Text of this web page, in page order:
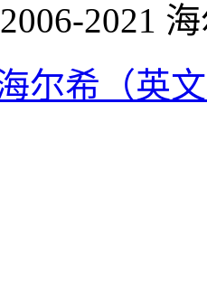
2021
尔希（英